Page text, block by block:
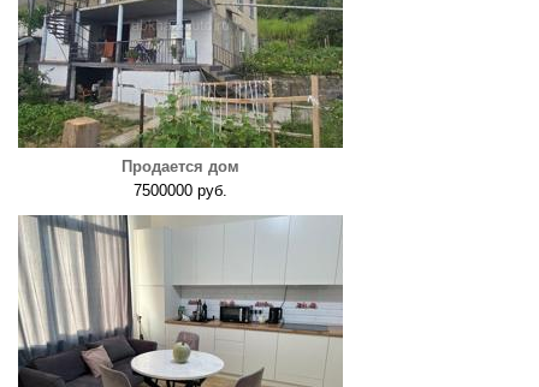
Продается дом
7500000 руб.